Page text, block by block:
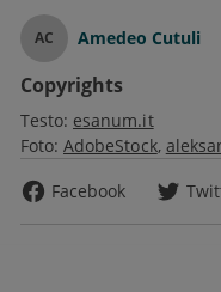
AC Amedeo Cutuli
Copyrights
Testo: esanum.it
Foto: AdobeStock
Facebook